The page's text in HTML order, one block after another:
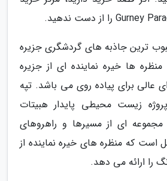
ترین جاذبه های گردشگری جزیره
ها خیره نماینده ای از جزیره
عالی برای پیاده روی می باشد. تپه
زیست محیطی پایدار هبیتات
ای از مسیرها و راهروهای
است که منظره های خیره نماینده از
را ارائه می دهد.